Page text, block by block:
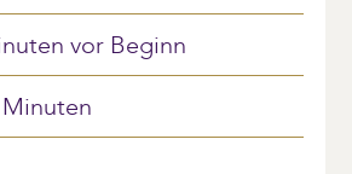
vor Beginn
Minuten